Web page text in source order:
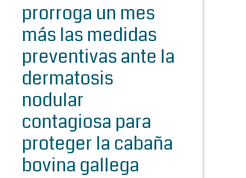
prorroga un mes
más las medidas
preventivas ante la
dermatosis
nodular
contagiosa para
proteger la cabaña
bovina gallega